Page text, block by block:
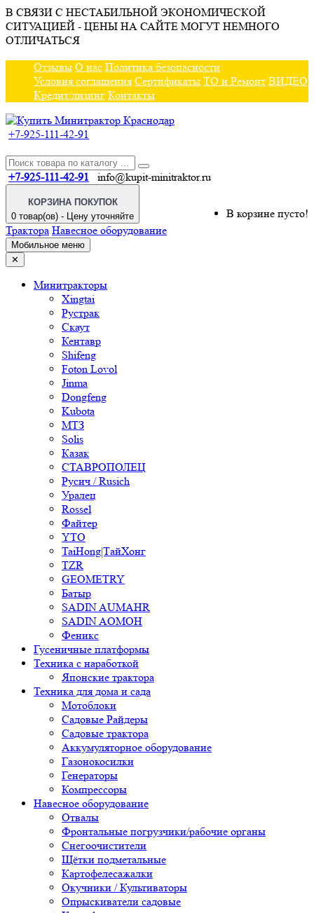
В СВЯЗИ С НЕСТАБИЛЬНОЙ ЭКОНОМИЧЕСКОЙ
СИТУАЦИЕЙ - ЦЕНЫ НА САЙТЕ МОГУТ НЕМНОГО
ОТЛИЧАТЬСЯ
Отзывы О нас Политика безопасности
Условия соглашения Сертификаты ТО и Ремонт ВИДЕО
Кредит/лизинг Контакты
+7-925-111-42-91
+7-925-111-42-91 info@kupit-minitraktor.ru
КОРЗИНА ПОКУПОК
0 товар(ов) - Цену уточняйте
В корзине пусто!
Трактора Навесное оборудование
Мобильное меню
✕
Минитракторы
Xingtai
Рустрак
Скаут
Кентавр
Shifeng
Foton Lovol
Jinma
Dongfeng
Kubota
МТЗ
Solis
Казак
СТАВРОПОЛЕЦ
Русич / Rusich
Уралец
Rossel
Файтер
YTO
TaiHong|ТайХонг
TZR
GEOMETRY
Батыр
SADIN AUMAHR
SADIN AOMOH
Феникс
Гусеничные платформы
Техника с наработкой
Японские трактора
Техника для дома и сада
Мотоблоки
Садовые Райдеры
Садовые трактора
Аккумуляторное оборудование
Газонокосилки
Генераторы
Компрессоры
Навесное оборудование
Отвалы
Фронтальные погрузчики/рабочие органы
Снегоочистители
Щётки подметальные
Картофелесажалки
Окучники / Культиваторы
Опрыскиватели садовые